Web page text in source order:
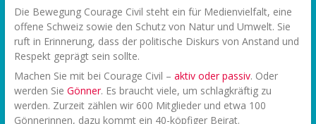
Die Bewegung Courage Civil steht ein für Medienvielfalt, eine
offene Schweiz sowie den Schutz von Natur und Umwelt. Sie
ruft in Erinnerung, dass der politische Diskurs von Anstand und
Respekt geprägt sein sollte.
Machen Sie mit bei Courage Civil – aktiv oder passiv. Oder
werden Sie Gönner. Es braucht viele, um schlagkräftig zu
werden. Zurzeit zählen wir 600 Mitglieder und etwa 100
Gönnerinnen, dazu kommt ein 40-köpfiger Beirat.